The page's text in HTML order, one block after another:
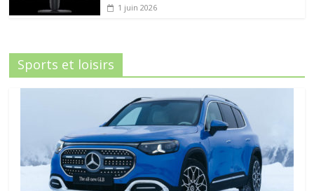
1 juin 2026
Sports et loisirs